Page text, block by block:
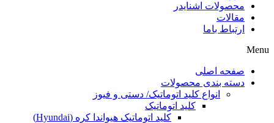
محصولات اشنایدر
مقالات
ارتباط باما
Menu
صفحه اصلی
دسته بندی محصولات
انواع کلید اتوماتیک/ دستی و فیوز
کلید اتوماتیک
کلید اتوماتیک هیواندا کره (Hyundai)